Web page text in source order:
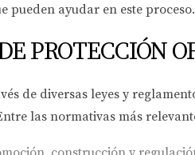
pueden ayudar en este proceso.
PROTECCIÓN
de diversas leyes y
las normativas más